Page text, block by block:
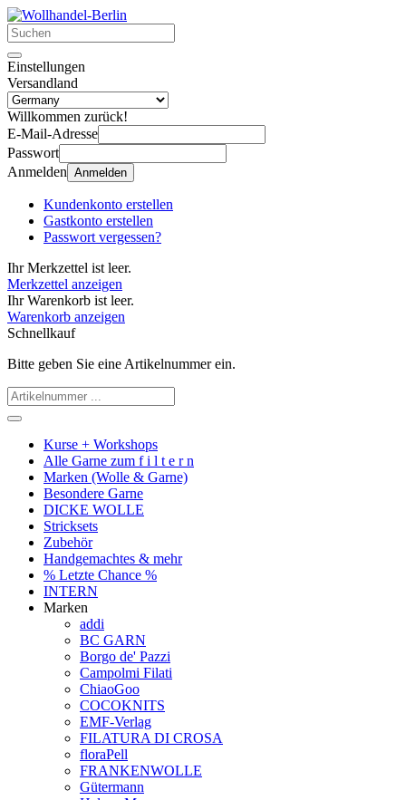
Einstellungen
Versandland
Willkommen zurück!
E-Mail-Adresse
Passwort
Anmelden Anmelden
Kundenkonto erstellen
Gastkonto erstellen
Passwort vergessen?
Ihr Merkzettel ist leer.
Merkzettel anzeigen
Ihr Warenkorb ist leer.
Warenkorb anzeigen
Schnellkauf
Bitte geben Sie eine Artikelnummer ein.
Kurse + Workshops
Alle Garne zum f i l t e r n
Marken (Wolle & Garne)
Besondere Garne
DICKE WOLLE
Stricksets
Zubehör
Handgemachtes & mehr
% Letzte Chance %
INTERN
Marken
addi
BC GARN
Borgo de' Pazzi
Campolmi Filati
ChiaoGoo
COCOKNITS
EMF-Verlag
FILATURA DI CROSA
floraPell
FRANKENWOLLE
Gütermann